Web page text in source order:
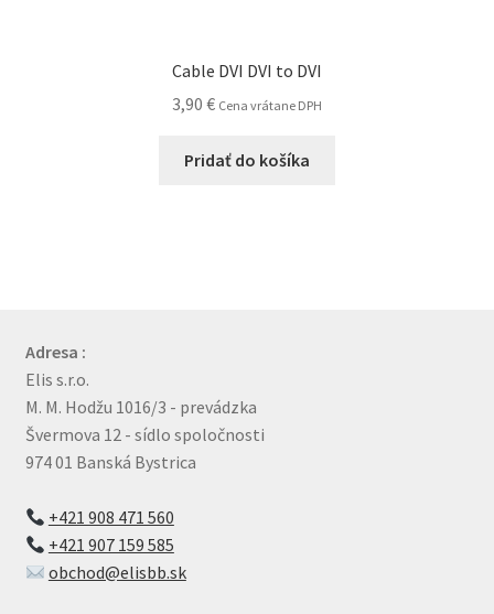
Cable DVI DVI to DVI
3,90 € Cena vrátane DPH
Pridať do košíka
Adresa :
Elis s.r.o.
M. M. Hodžu 1016/3 - prevádzka
Švermova 12 - sídlo spoločnosti
974 01 Banská Bystrica
+421 908 471 560
+421 907 159 585
obchod@elisbb.sk